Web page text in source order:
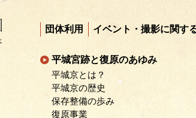
団体利用 イベント・撮影に関す
平城宮跡と復原のあゆみ
平城京とは？
平城京の歴史
保存整備の歩み
復原事業